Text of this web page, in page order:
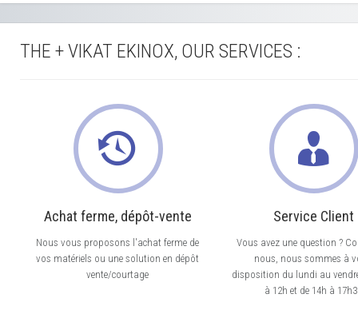
THE + VIKAT EKINOX, OUR SERVICES :
Achat ferme, dépôt-vente
Nous vous proposons l'achat ferme de
vos matériels ou une solution en dépôt
vente/courtage
Service Client
Vous avez une question ?
nous, nous sommes à
disposition du lundi au
à 12h et de 14h à